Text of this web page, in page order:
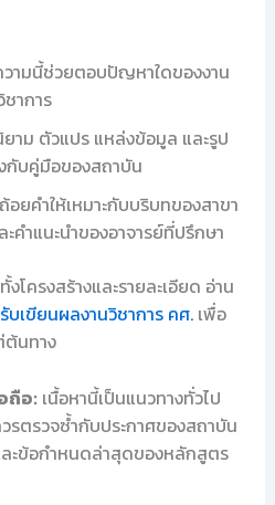
ามนี้ช่วยตอบปัญหาใดของงาน
าการ
าม ตัวแปร แหล่งข้อมูล และรูป
กับคู่มือของสถาบัน
อยคำให้เหมาะกับบริบทของสาขา
ำแนะนำของอาจารย์ที่ปรึกษา
ครงสร้างและรายละเอียด อ่าน
รับเขียนผลงานวิชาการ คศ.เพื่อ
ต้นทาง
ถือ: เนื้อหานี้เป็นแนวทางทั่วไป
รตรวจซ้ำกับประกาศของสถาบัน
ละข้อกำหนดล่าสุดของหลักสูตร